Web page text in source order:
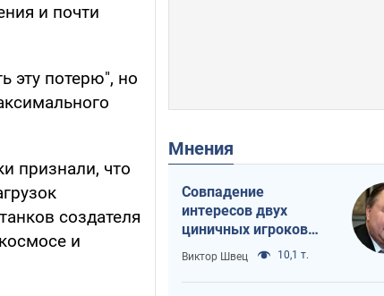
и почти
эту потерю", но
признали, что
создателя
и
Мнения
Совпадение
интересов двух
циничных игроков
или тайный план
Трампа и Путина?
Виктор Швец 10,1 т.